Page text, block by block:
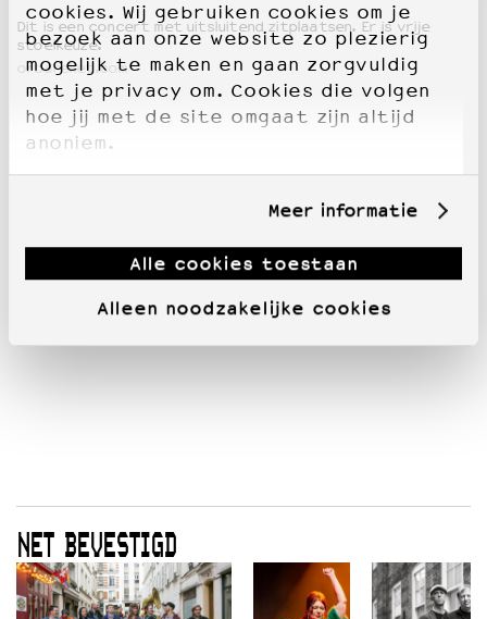
cookies. Wij gebruiken cookies om je
bezoek aan onze website zo plezierig
mogelijk te maken en gaan zorgvuldig
met je privacy om. Cookies die volgen
hoe jij met de site omgaat zijn altijd
anoniem.
Meer informatie
Alle cookies toestaan
Alleen noodzakelijke cookies
Dit is een concert met uitsluitend zitplaatsen. Er is vrije
stoelkeuze.
orbareket.com
NET BEVESTIGD